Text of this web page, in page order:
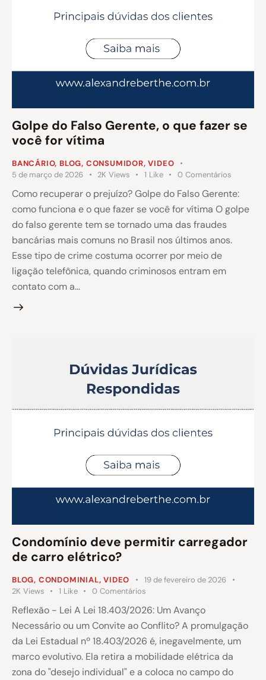
Golpe do Falso Gerente, o que fazer se
você for vítima
BANCÁRIO, BLOG, CONSUMIDOR,VIDEO
5 de março de 2026
2K Views 1 Like 0 Comentários
Como recuperar o prejuízo? Golpe do Falso Gerente:
como funciona e o que fazer se você for vítima O golpe
do falso gerente tem se tornado uma das fraudes
bancárias mais comuns no Brasil nos últimos anos.
Esse tipo de crime costuma ocorrer por meio de
ligação telefônica, quando criminosos entram em
contato com a…
Condomínio deve permitir carregador
de carro elétrico?
BLOG, CONDOMINIAL,VIDEO
19 de fevereiro de 2026
2K Views 1 Like 0 Comentários
Reflexão - Lei A Lei 18.403/2026: Um Avanço
Necessário ou um Convite ao Conflito? A promulgação
da Lei Estadual nº 18.403/2026 é, inegavelmente, um
marco evolutivo. Ela retira a mobilidade elétrica da
zona do "desejo individual" e a coloca no campo do